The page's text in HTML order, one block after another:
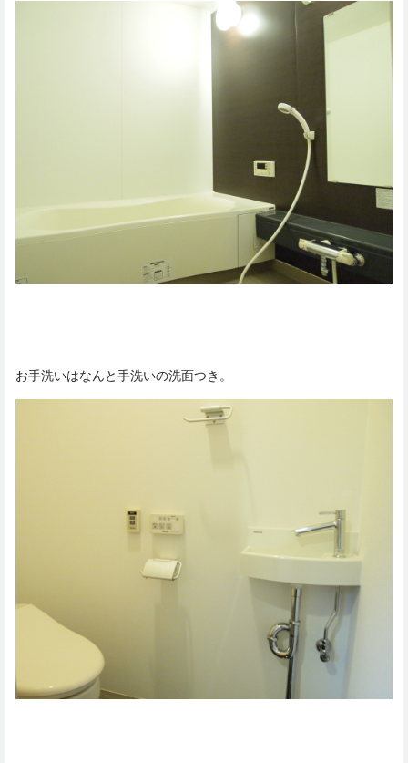
お手洗いはなんと手洗いの洗面つき。